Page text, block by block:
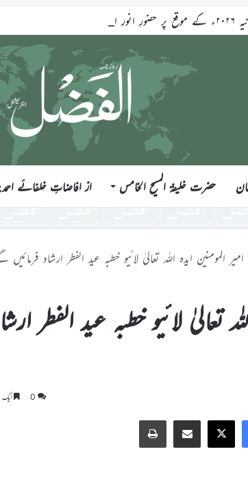
حضرت خلیفۃ المسیح الخامس از افاضاتِ خلفائے
المومنین ایدہ اللہ تعالیٰ لائیو خطبہ عید الفطر ارشاد فرمائیں
تعالیٰ لائیو خطبہ عید الفطر
0 ایک
Facebook
X
Share via Email
Print